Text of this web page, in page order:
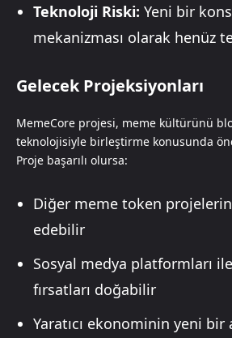
Teknoloji Riski: Yeni bir
mekanizması olarak henüz
Gelecek Projeksiyonları
MemeCore projesi, meme kültürünü
teknolojisiyle birleştirme konusunda
Proje başarılı olursa:
Diğer meme token
edebilir
Sosyal medya platformları
fırsatları doğabilir
Yaratıcı ekonominin yeni bir